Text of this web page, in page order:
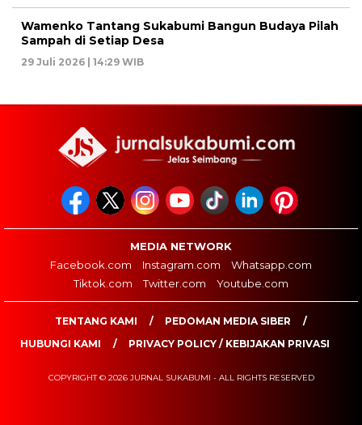
Wamenko Tantang Sukabumi Bangun Budaya Pilah
Sampah di Setiap Desa
29 Juli 2026 | 14:29 WIB
MEDIA NETWORK
Facebook.com
Instagram.com
Whatsapp.com
Tiktok.com
Twitter.com Youtube.com
TENTANG KAMI
PEDOMAN MEDIA SIBER
HUBUNGI KAMI
PRIVACY POLICY / KEBIJAKAN PRIVASI
COPYRIGHT © 2026 JURNAL SUKABUMI - ALL RIGHTS RESERVED